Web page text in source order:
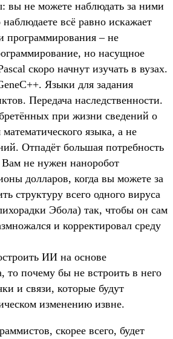
вы не можете наблюдать за ними
всё равно искажает
программирования – не
но насущное
скоро начнут изучать в вузах.
Языки для задания
Передача наследственности.
при жизни сведений о
языка, а не
Отпадёт большая потребность
Вам не нужен наноробот
долларов, когда вы можете за
структуру всего одного вируса
Эбола) так, чтобы он сам
и корректировал среду
ИИ на основе
то почему бы не встроить в него
и связи, которые будут
изменению извне.
скорее всего, будет